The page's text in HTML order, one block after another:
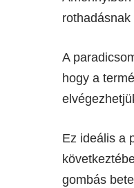
rothadásnak
A
hogy a
Ez ideális a
gombás